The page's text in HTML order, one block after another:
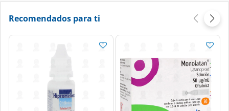
Recomendados para ti